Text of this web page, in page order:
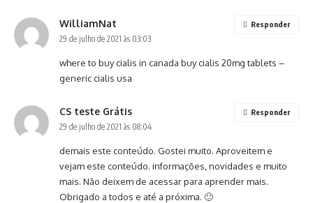
WilliamNat
29 de julho de 2021 às 03:03
where to buy cialis in canada buy cialis 20mg tablets –
generic cialis usa
Responder
CS teste Grátis
29 de julho de 2021 às 08:04
demais este conteúdo. Gostei muito. Aproveitem e
vejam este conteúdo. informações, novidades e muito
mais. Não deixem de acessar para aprender mais.
Obrigado a todos e até a próxima. 🙂
Responder